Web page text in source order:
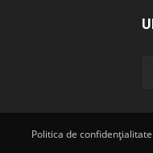
Politica de confidențialitate